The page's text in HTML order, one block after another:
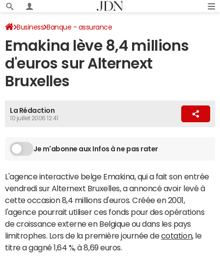
Business Banque - assurance
Emakina lève 8,4 millions
d'euros sur Alternext
Bruxelles
La Rédaction
10 juillet 2006 12:41
Je m'abonne aux Infos à ne pas rater
L'agence interactive belge Emakina, qui a fait son entrée
vendredi sur Alternext Bruxelles, a annoncé avoir levé à
cette occasion 8,4 millions d'euros. Créée en 2001,
l'agence pourrait utiliser ces fonds pour des opérations
de croissance externe en Belgique ou dans les pays
limitrophes. Lors de la première journée decotation, le
titre a gagné 1,64 %, à 8,69 euros.